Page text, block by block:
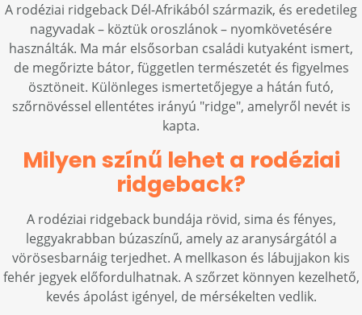
A rodéziai ridgeback Dél-Afrikából származik, és eredetileg
nagyvadak – köztük oroszlánok – nyomkövetésére
használták. Ma már elsősorban családi kutyaként ismert,
de megőrizte bátor, független természetét és figyelmes
ösztöneit. Különleges ismertetőjegye a hátán futó,
szőrnövéssel ellentétes irányú "ridge", amelyről nevét is
kapta.
Milyen színű lehet a rodéziai
ridgeback?
A rodéziai ridgeback bundája rövid, sima és fényes,
leggyakrabban búzaszínű, amely az aranysárgától a
vörösesbarnáig terjedhet. A mellkason és lábujjakon kis
fehér jegyek előfordulhatnak. A szőrzet könnyen kezelhető,
kevés ápolást igényel, de mérsékelten vedlik.